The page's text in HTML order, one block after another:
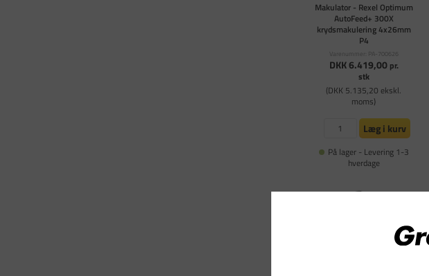
Makulator - Rexel Optimum
AutoFeed+ 300X
krydsmakulering 4x26mm
P4
Varenummer: PA-700626
DKK 6.419,00pr.
stk
(DKK 5.135,20 ekskl.
moms)
Læg i kurv
På lager - Levering 1-3
hverdage